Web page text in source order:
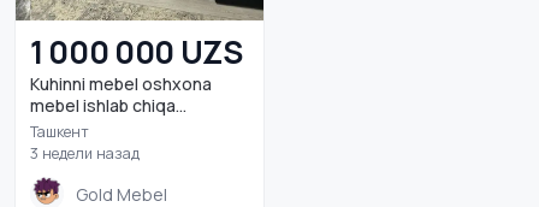
1 000 000 UZS
Kuhinni mebel oshxona
mebel ishlab chiqa...
Ташкент
3 недели назад
Gold Mebel